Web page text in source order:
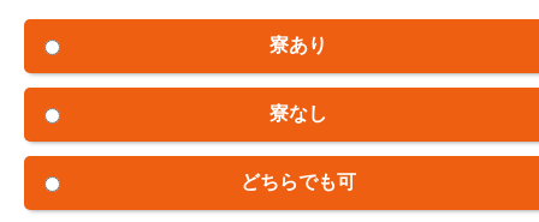
寮あり
寮なし
どちらでも可